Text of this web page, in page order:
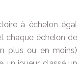
à échelon égal
chaque échelon de
plus ou en moins)